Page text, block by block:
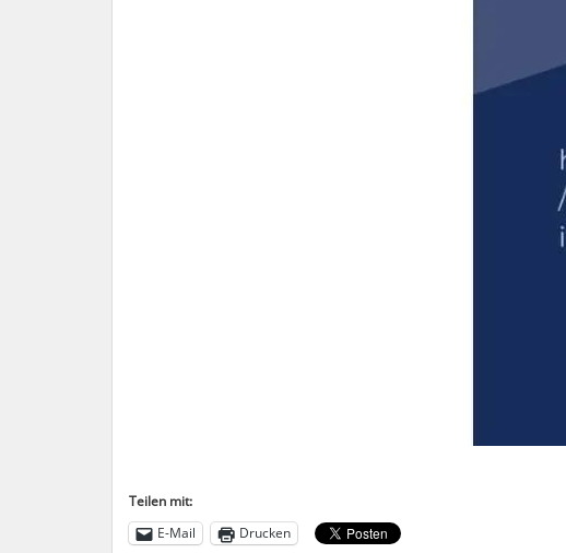
Teilen mit:
E-Mail
Drucken